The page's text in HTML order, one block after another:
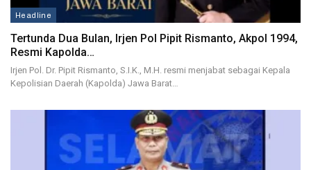
Headline
Tertunda Dua Bulan, Irjen Pol Pipit Rismanto, Akpol 1994,
Resmi Kapolda…
Irjen Pol. Dr. Pipit Rismanto, S.I.K., M.H. resmi menjabat sebagai Kepala
Kepolisian Daerah (Kapolda) Jawa Barat…